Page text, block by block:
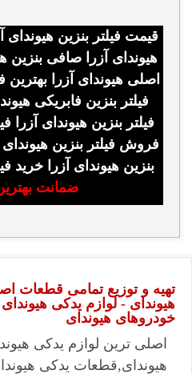
قیمت فیلتر بنزین هیوندای
هیوندای آزرا صافی بنزین
اصلی هیوندای آزرا بهترین
فیلتر بنزین فابریکی
فیلتر بنزین هیوندای آزرا
فروش فیلتر بنزین
بنزین هیوندای آزرا خرید
ضمانت
تهیه و توزیع تمامی قطعات
هیوندای - لوازم یدکی
خودروهای هیوندای
اصلی ترین لوازم یدکی
هیوندای,قطعات یدکی